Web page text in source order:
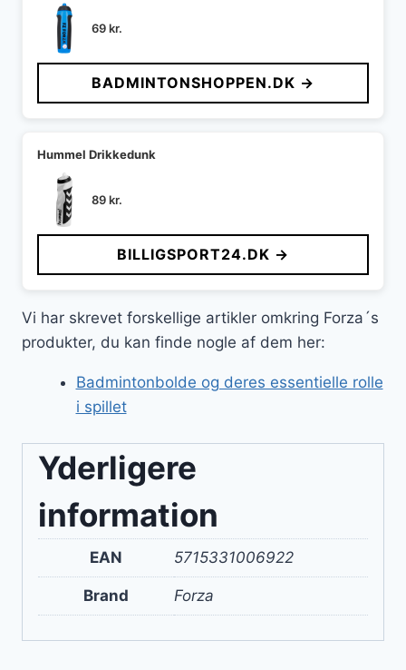
69kr.
BADMINTONSHOPPEN.DK →
Hummel Drikkedunk
89kr.
BILLIGSPORT24.DK →
Vi har skrevet forskellige artikler omkring Forza´s
produkter, du kan finde nogle af dem her:
Badmintonbolde og deres essentielle rolle
i spillet
Yderligere
information
EAN 5715331006922
Brand Forza